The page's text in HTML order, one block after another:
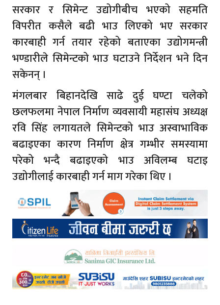
सरकार र सिमेन्ट उद्योगीबीच भएको सहमति
विपरीत कसैले बढी भाउ लिएको भए सरकार
कारबाही गर्न तयार रहेको बताएका उद्योगमन्त्री
भण्डारीले सिमेन्टको भाउ घटाउने निर्देशन भने दिन
सकेनन् ।
मंगलबार बिहानदेखि साढे दुई घण्टा चलेको
छलफलमा नेपाल निर्माण व्यवसायी महासंघ अध्यक्ष
रवि सिंह लगायतले सिमेन्टको भाउ अस्वाभाविक
बढाइएका कारण निर्माण क्षेत्र गम्भीर समस्यामा
परेको भन्दै बढाइएको भाउ अविलम्ब घटाइ
उद्योगीलाई कारबाही गर्न माग गरेका थिए ।